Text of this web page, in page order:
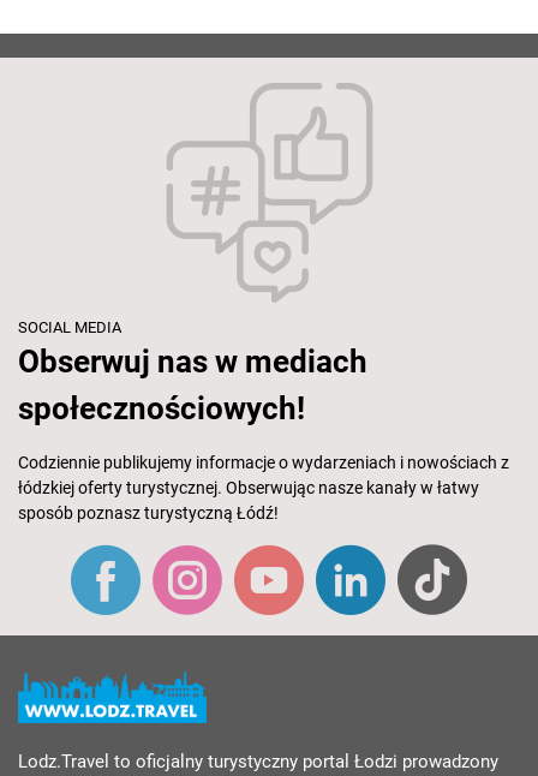
SOCIAL MEDIA
Obserwuj nas w mediach
społecznościowych!
Codziennie publikujemy informacje o wydarzeniach i nowościach z
łódzkiej oferty turystycznej. Obserwując nasze kanały w łatwy
sposób poznasz turystyczną Łódź!
Lodz.Travel to oficjalny turystyczny portal Łodzi prowadzony